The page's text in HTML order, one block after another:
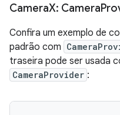
CameraX: Camera
Confira um exemplo de
padrão com
traseira pode ser usada
CameraProvider :